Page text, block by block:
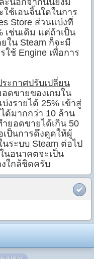
ะนอกจากนั้นยังมี
ช้เอนจิ้นใดในการ
Store ส่วนแบ่งที่
เช่นเดิม แต่ถ้าเป็น
ใน Steam ก็จะมี
ช้ Engine เพื่อการ
ระกาศปรับเปลี่ยน
ดขายของเกมใน
งรายได้ 25% เข้าสู่
ด้มากกว่า 10 ล้าน
ยอดขายได้เกิน 50
เป็นการดึงดูดให้ผู้
ระบบ Steam ต่อไป
นอนาคตจะเป็น
ใกล้ชิดครับ